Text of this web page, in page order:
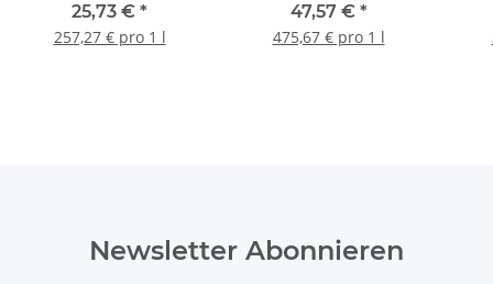
25,73 € *
257,27 € pro 1 l
47,57 € *
475,67 € pro 1 l
Newsletter Abonnieren